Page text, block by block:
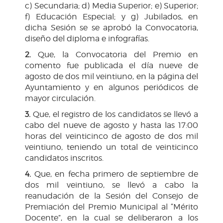
c) Secundaria; d) Media Superior; e) Superior;
f) Educación Especial; y g) Jubilados, en
dicha Sesión se se aprobó la Convocatoria,
diseño del diploma e infografías.
2. Que, la Convocatoria del Premio en
comento fue publicada el día nueve de
agosto de dos mil veintiuno, en la página del
Ayuntamiento y en algunos periódicos de
mayor circulación.
3. Que, el registro de los candidatos se llevó a
cabo del nueve de agosto y hasta las 17:00
horas del veinticinco de agosto de dos mil
veintiuno, teniendo un total de veinticinco
candidatos inscritos.
4. Que, en fecha primero de septiembre de
dos mil veintiuno, se llevó a cabo la
reanudación de la Sesión del Consejo de
Premiación del Premio Municipal al “Mérito
Docente”, en la cual se deliberaron a los